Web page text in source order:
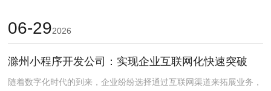
06-292026
滁州小程序开发公司：实现企业互联网化快速突破
随着数字化时代的到来，企业纷纷选择通过互联网渠道来拓展业务，